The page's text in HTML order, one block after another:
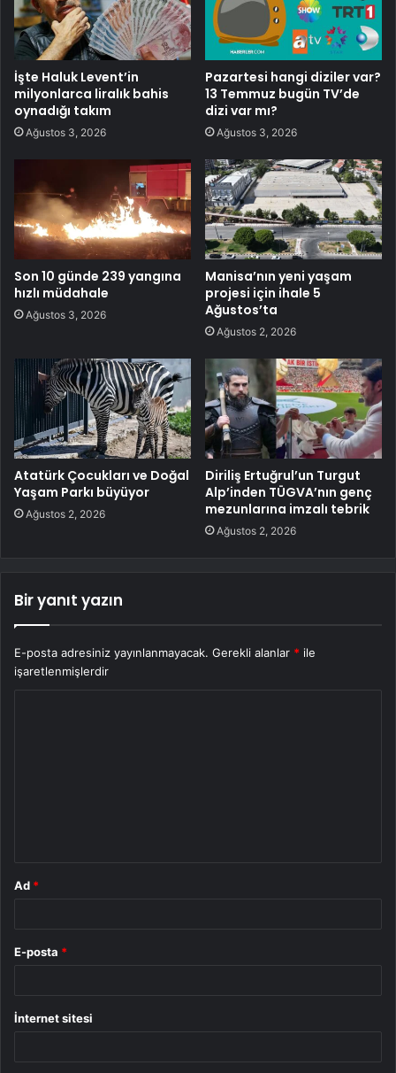
İşte Haluk Levent’in
milyonlarca liralık bahis
oynadığı takım
Ağustos 3, 2026
Pazartesi hangi diziler var?
13 Temmuz bugün TV’de
dizi var mı?
Ağustos 3, 2026
Son 10 günde 239 yangına
hızlı müdahale
Ağustos 3, 2026
Manisa’nın yeni yaşam
projesi için ihale 5
Ağustos’ta
Ağustos 2, 2026
Atatürk Çocukları ve Doğal
Yaşam Parkı büyüyor
Ağustos 2, 2026
Diriliş Ertuğrul’un Turgut
Alp’inden TÜGVA’nın genç
mezunlarına imzalı tebrik
Ağustos 2, 2026
Bir yanıt yazın
E-posta adresiniz yayınlanmayacak. Gerekli alanlar * ile
işaretlenmişlerdir
Ad *
E-posta *
İnternet sitesi